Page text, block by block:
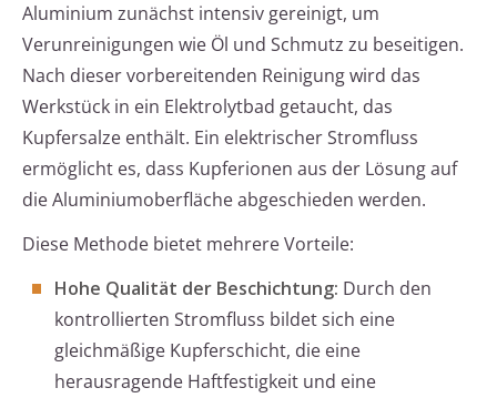
Aluminium zunächst intensiv gereinigt, um
Verunreinigungen wie Öl und Schmutz zu beseitigen.
Nach dieser vorbereitenden Reinigung wird das
Werkstück in ein Elektrolytbad getaucht, das
Kupfersalze enthält. Ein elektrischer Stromfluss
ermöglicht es, dass Kupferionen aus der Lösung auf
die Aluminiumoberfläche abgeschieden werden.
Diese Methode bietet mehrere Vorteile:
Hohe Qualität der Beschichtung: Durch den
kontrollierten Stromfluss bildet sich eine
gleichmäßige Kupferschicht, die eine
herausragende Haftfestigkeit und eine